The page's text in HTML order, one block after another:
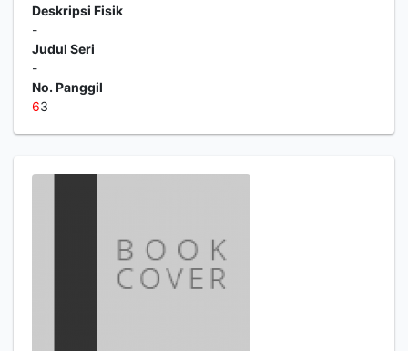
Deskripsi Fisik
-
Judul Seri
-
No. Panggil
63